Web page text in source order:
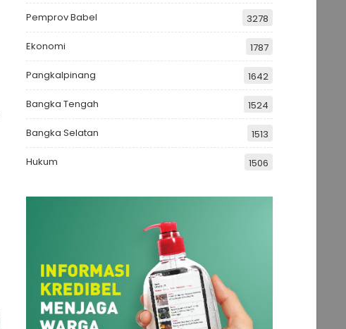
Pemprov Babel 3278
Ekonomi 1787
Pangkalpinang 1642
Bangka Tengah 1524
Bangka Selatan 1513
Hukum 1506